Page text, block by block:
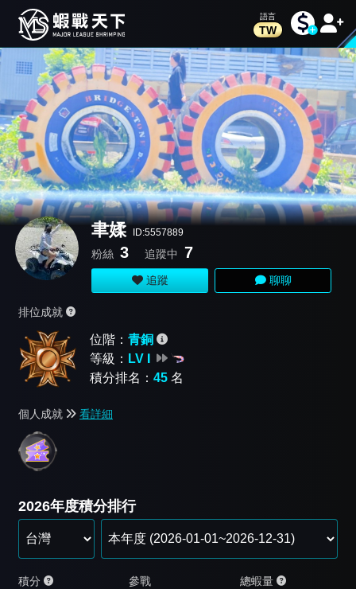
TW
聿媃 ID:5557889
粉絲 3 追蹤中 7
追蹤 聊聊
排位成就
位階： 青銅
等級： LV Ⅰ
積分排名： 45 名
個人成就 看詳細
2026年度積分排行
積分 參戰 總蝦量